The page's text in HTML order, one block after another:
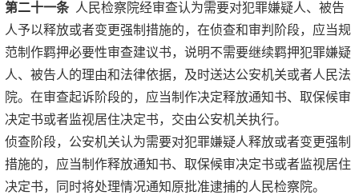
第二十一条人民检察院经审查认为需要对犯罪嫌疑人、被告
人予以释放或者变更强制措施的，在侦查和审判阶段，应当规
范制作羁押必要性审查建议书，说明不需要继续羁押犯罪嫌疑
人、被告人的理由和法律依据，及时送达公安机关或者人民法
院。在审查起诉阶段的，应当制作决定释放通知书、取保候审
决定书或者监视居住决定书，交由公安机关执行。
侦查阶段，公安机关认为需要对犯罪嫌疑人释放或者变更强制
措施的，应当制作释放通知书、取保候审决定书或者监视居住
决定书，同时将处理情况通知原批准逮捕的人民检察院。